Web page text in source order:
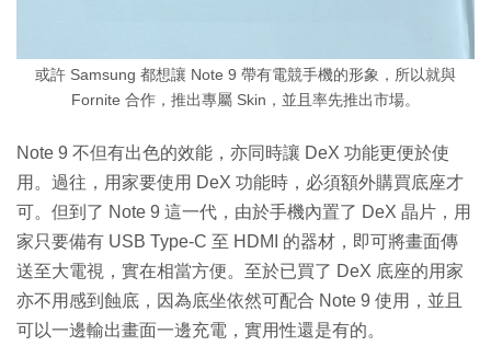
或許 Samsung 都想讓 Note 9 帶有電競手機的形象，所以就與
Fornite 合作，推出專屬 Skin，並且率先推出市場。
Note 9 不但有出色的效能，亦同時讓 DeX 功能更便於使
用。過往，用家要使用 DeX 功能時，必須額外購買底座才
可。但到了 Note 9 這一代，由於手機內置了 DeX 晶片，用
家只要備有 USB Type-C 至 HDMI 的器材，即可將畫面傳
送至大電視，實在相當方便。至於已買了 DeX 底座的用家
亦不用感到蝕底，因為底坐依然可配合 Note 9 使用，並且
可以一邊輸出畫面一邊充電，實用性還是有的。